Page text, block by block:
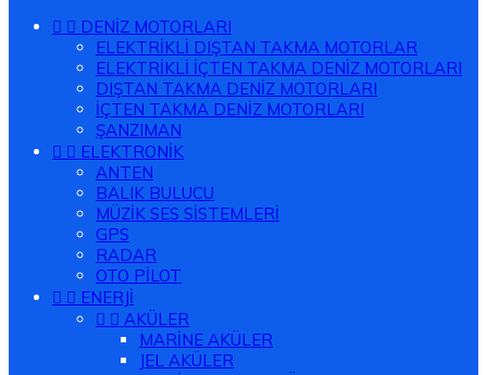
  DENİZ MOTORLARI
ELEKTRİKLİ DIŞTAN TAKMA MOTORLAR
ELEKTRİKLİ İÇTEN TAKMA DENİZ MOTORLARI
DIŞTAN TAKMA DENİZ MOTORLARI
İÇTEN TAKMA DENİZ MOTORLARI
ŞANZIMAN
  ELEKTRONİK
ANTEN
BALIK BULUCU
MÜZİK SES SİSTEMLERİ
GPS
RADAR
OTO PİLOT
  ENERJİ
  AKÜLER
MARİNE AKÜLER
JEL AKÜLER